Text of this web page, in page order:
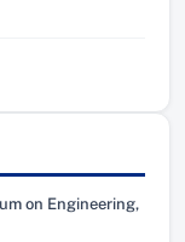
on Engineering,